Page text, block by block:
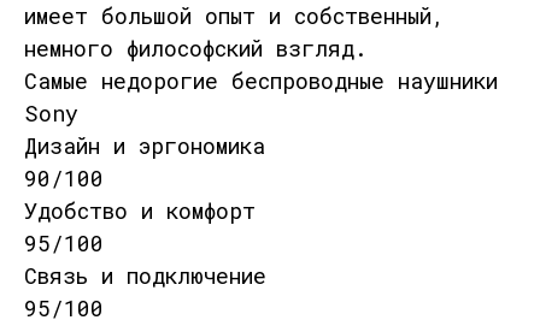
имеет большой опыт и собственный,
немного философский взгляд.
Самые недорогие беспроводные наушники
Sony
Дизайн и эргономика
90/100
Удобство и комфорт
95/100
Связь и подключение
95/100